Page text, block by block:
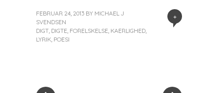
+
FEBRUAR 24, 2013 BY MICHAEL J
SVENDSEN
DIGT DIGTE FORELSKELSE KAERLIGHED
LYRIK POESI